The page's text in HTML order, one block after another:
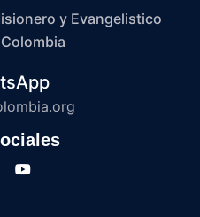
y Evangelistico